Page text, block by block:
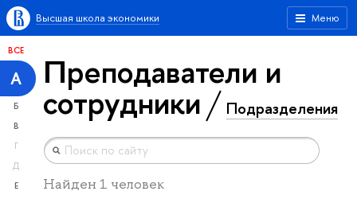
Меню
Высшая школа экономики
ВСЕ
А
Б
В
Г
Д
Е
Преподаватели и
сотрудники Подразделения
Найден 1 человек